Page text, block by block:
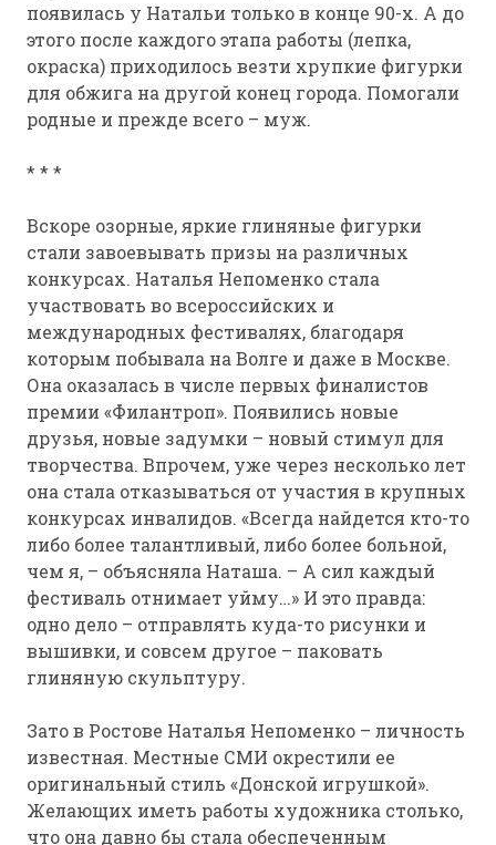
появилась у Натальи только в конце 90-х. А до
этого после каждого этапа работы (лепка,
окраска) приходилось везти хрупкие фигурки
для обжига на другой конец города. Помогали
родные и прежде всего – муж.
* * *
Вскоре озорные, яркие глиняные фигурки
стали завоевывать призы на различных
конкурсах. Наталья Непоменко стала
участвовать во всероссийских и
международных фестивалях, благодаря
которым побывала на Волге и даже в Москве.
Она оказалась в числе первых финалистов
премии «Филантроп». Появились новые
друзья, новые задумки – новый стимул для
творчества. Впрочем, уже через несколько лет
она стала отказываться от участия в крупных
конкурсах инвалидов. «Всегда найдется кто-то
либо более талантливый, либо более больной,
чем я, – объясняла Наташа. – А сил каждый
фестиваль отнимает уйму…» И это правда:
одно дело – отправлять куда-то рисунки и
вышивки, и совсем другое – паковать
глиняную скульптуру.
Зато в Ростове Наталья Непоменко – личность
известная. Местные СМИ окрестили ее
оригинальный стиль «Донской игрушкой».
Желающих иметь работы художника столько,
что она давно бы стала обеспеченным